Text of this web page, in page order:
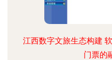
江西数字文旅生态构建
门票的